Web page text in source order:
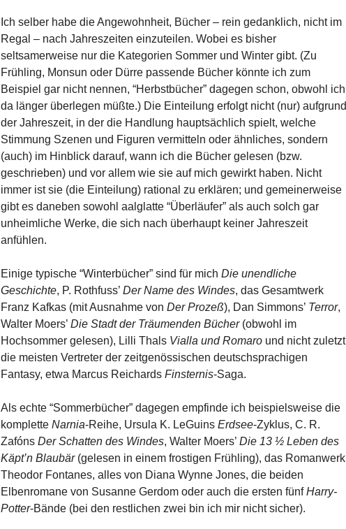
Ich selber habe die Angewohnheit, Bücher – rein gedanklich, nicht im
Regal – nach Jahreszeiten einzuteilen. Wobei es bisher
seltsamerweise nur die Kategorien Sommer und Winter gibt. (Zu
Frühling, Monsun oder Dürre passende Bücher könnte ich zum
Beispiel gar nicht nennen, “Herbstbücher” dagegen schon, obwohl ich
da länger überlegen müßte.) Die Einteilung erfolgt nicht (nur) aufgrund
der Jahreszeit, in der die Handlung hauptsächlich spielt, welche
Stimmung Szenen und Figuren vermitteln oder ähnliches, sondern
(auch) im Hinblick darauf, wann ich die Bücher gelesen (bzw.
geschrieben) und vor allem wie sie auf mich gewirkt haben. Nicht
immer ist sie (die Einteilung) rational zu erklären; und gemeinerweise
gibt es daneben sowohl aalglatte “Überläufer” als auch solch gar
unheimliche Werke, die sich nach überhaupt keiner Jahreszeit
anfühlen.
Einige typische “Winterbücher” sind für mich Die unendliche
Geschichte, P. Rothfuss’ Der Name des Windes, das Gesamtwerk
Franz Kafkas (mit Ausnahme von Der Prozeß), Dan Simmons’ Terror,
Walter Moers’ Die Stadt der Träumenden Bücher(obwohl im
Hochsommer gelesen), Lilli Thals Vialla und Romaro und nicht zuletzt
die meisten Vertreter der zeitgenössischen deutschsprachigen
Fantasy, etwa Marcus Reichards Finsternis-Saga.
Als echte “Sommerbücher” dagegen empfinde ich beispielsweise die
komplette Narnia-Reihe, Ursula K. LeGuins Erdsee-Zyklus, C. R.
Zafóns Der Schatten des Windes, Walter Moers’ Die 13 ½ Leben des
Käpt’n Blaubär(gelesen in einem frostigen Frühling), das Romanwerk
Theodor Fontanes, alles von Diana Wynne Jones, die beiden
Elbenromane von Susanne Gerdom oder auch die ersten fünfHarry-
Potter-Bände (bei den restlichen zwei bin ich mir nicht sicher).